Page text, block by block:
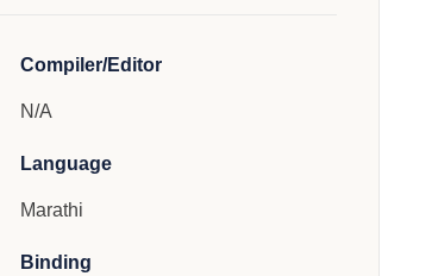
Compiler/Editor
N/A
Language
Marathi
Binding